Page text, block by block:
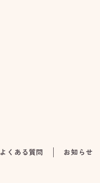
よくある質問 お知らせ